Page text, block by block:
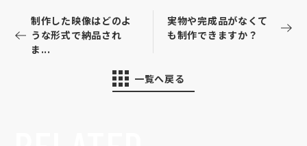
制作した映像はどのよ
うな形式で納品され
ま...
一覧へ戻る
実物や完成品がなくて
も制作できますか？